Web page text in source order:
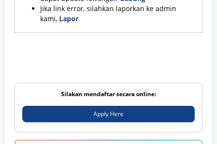
Jika link error, silahkan laporkan ke admin
kami, Lapor
Silakan mendaftar secara online:
Apply Here